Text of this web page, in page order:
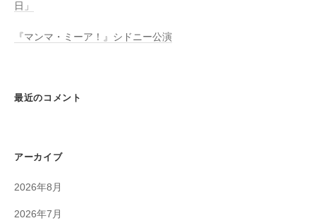
日」
『マンマ・ミーア！』シドニー公演
最近のコメント
アーカイブ
2026年8月
2026年7月